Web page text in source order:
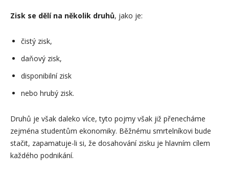
Zisk se dělí na několik druhů, jako je:
čistý zisk,
daňový zisk,
disponibilní zisk
nebo hrubý zisk.
Druhů je však daleko více, tyto pojmy však již přenecháme
zejména studentům ekonomiky. Běžnému smrtelníkovi bude
stačit, zapamatuje-li si, že dosahování zisku je hlavním cílem
každého podnikání.